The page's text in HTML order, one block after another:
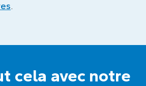
.
cela avec notre